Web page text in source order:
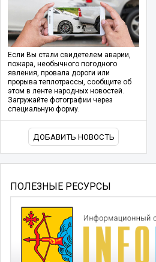
Если Вы стали свидетелем аварии,
пожара, необычного погодного
явления, провала дороги или
прорыва теплотрассы, сообщите об
этом в ленте народных новостей.
Загружайте фотографии через
специальную форму.
ДОБАВИТЬ НОВОСТЬ
ПОЛЕЗНЫЕ РЕСУРСЫ